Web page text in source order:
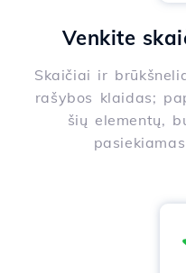
Venkite
Skaičiai ir
rašybos klaidas;
šių elementų,